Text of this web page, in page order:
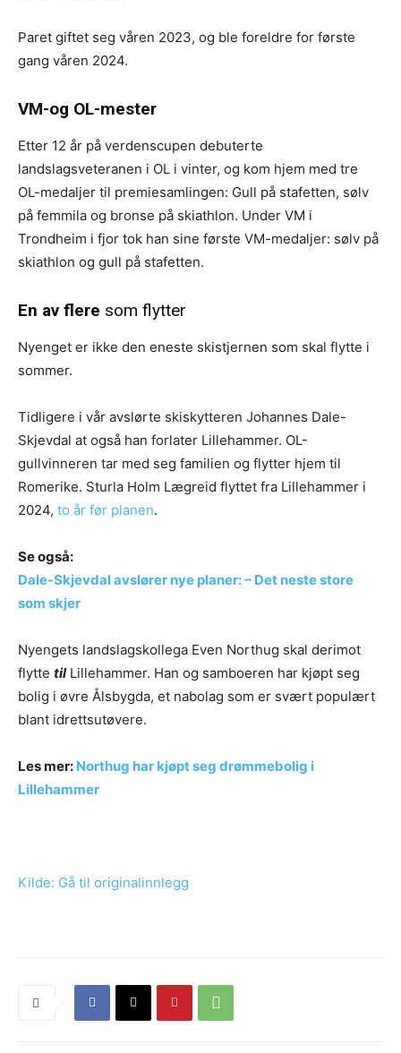
Paret giftet seg våren 2023, og ble foreldre for første
gang våren 2024.
VM-og OL-mester
Etter 12 år på verdenscupen debuterte
landslagsveteranen i OL i vinter, og kom hjem med tre
OL-medaljer til premiesamlingen: Gull på stafetten, sølv
på femmila og bronse på skiathlon. Under VM i
Trondheim i fjor tok han sine første VM-medaljer: sølv på
skiathlon og gull på stafetten.
En av flere som flytter
Nyenget er ikke den eneste skistjernen som skal flytte i
sommer.
Tidligere i vår avslørte skiskytteren Johannes Dale-
Skjevdal at også han forlater Lillehammer. OL-
gullvinneren tar med seg familien og flytter hjem til
Romerike. Sturla Holm Lægreid flyttet fra Lillehammer i
2024, to år før planen.
Se også:
Dale-Skjevdal avslører nye planer: – Det neste store
som skjer
Nyengets landslagskollega Even Northug skal derimot
flytte tilLillehammer. Han og samboeren har kjøpt seg
bolig i øvre Ålsbygda, et nabolag som er svært populært
blant idrettsutøvere.
Les mer: Northug har kjøpt seg drømmebolig i
Lillehammer
Kilde: Gå til originalinnlegg